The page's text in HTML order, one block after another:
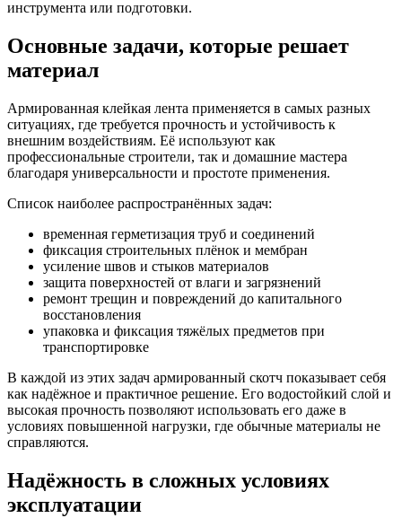
инструмента или подготовки.
Основные задачи, которые решает
материал
Армированная клейкая лента применяется в самых разных
ситуациях, где требуется прочность и устойчивость к
внешним воздействиям. Её используют как
профессиональные строители, так и домашние мастера
благодаря универсальности и простоте применения.
Список наиболее распространённых задач:
временная герметизация труб и соединений
фиксация строительных плёнок и мембран
усиление швов и стыков материалов
защита поверхностей от влаги и загрязнений
ремонт трещин и повреждений до капитального
восстановления
упаковка и фиксация тяжёлых предметов при
транспортировке
В каждой из этих задач армированный скотч показывает себя
как надёжное и практичное решение. Его водостойкий слой и
высокая прочность позволяют использовать его даже в
условиях повышенной нагрузки, где обычные материалы не
справляются.
Надёжность в сложных условиях
эксплуатации